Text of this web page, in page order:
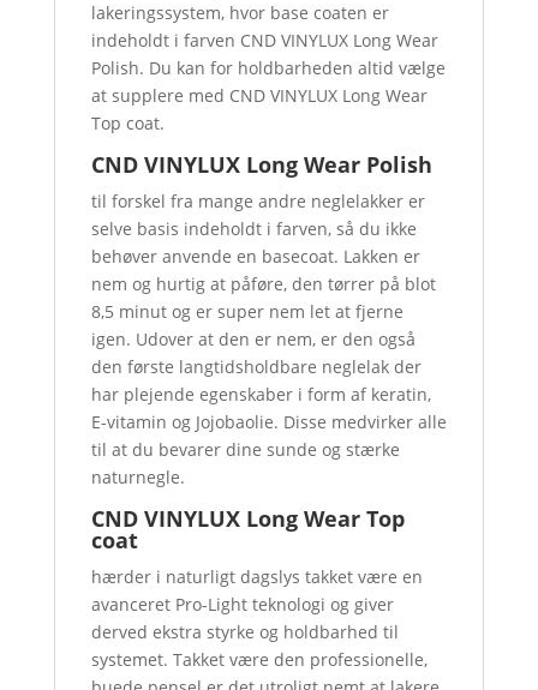
lakeringssystem, hvor base coaten er
indeholdt i farven CND VINYLUX Long Wear
Polish. Du kan for holdbarheden altid vælge
at supplere med CND VINYLUX Long Wear
Top coat.
CND VINYLUX Long Wear Polish
til forskel fra mange andre neglelakker er
selve basis indeholdt i farven, så du ikke
behøver anvende en basecoat. Lakken er
nem og hurtig at påføre, den tørrer på blot
8,5 minut og er super nem let at fjerne
igen. Udover at den er nem, er den også
den første langtidsholdbare neglelak der
har plejende egenskaber i form af keratin,
E-vitamin og Jojobaolie. Disse medvirker alle
til at du bevarer dine sunde og stærke
naturnegle.
CND VINYLUX Long Wear Top
coat
hærder i naturligt dagslys takket være en
avanceret Pro-Light teknologi og giver
derved ekstra styrke og holdbarhed til
systemet. Takket være den professionelle,